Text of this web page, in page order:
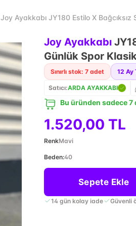
Joy Ayakkabı JY180 Estilo X
Joy Ayakkabı
Günlük Spor
Sınırlı stok: 7 adet 12 Ay
Satıcı:ARDA AYAKKABI
Bu üründen sadece 7
1.520,00 TL
RenkMavi
Beden:40
Sepete Ekle
14 gün kolay iade Güvenli